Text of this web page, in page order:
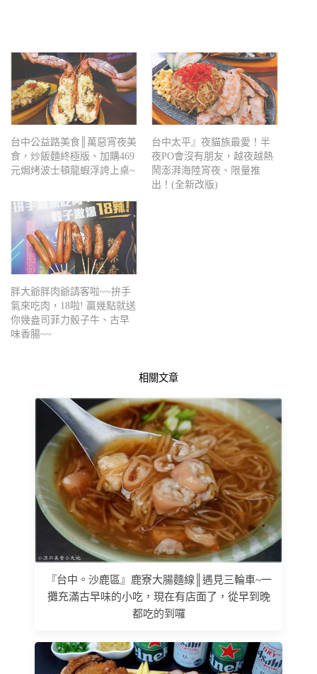
台中公益路美食║萬惡宵夜美
食，炒飯麵終極版、加購469
元焗烤波士頓龍蝦浮誇上桌~
台中太平』夜貓族最愛！半
夜PO會沒有朋友，越夜越熱
鬧澎湃海陸宵夜、限量推
出！(全新改版)
胖大爺胖肉爺請客啦~~拚手
氣來吃肉，18啦! 贏幾點就送
你幾盎司菲力骰子牛、古早
味香腸~~
相關文章
『台中。沙鹿區』鹿寮大腸麵線║遇見三輪車~一
攤充滿古早味的小吃，現在有店面了，從早到晚
都吃的到囉